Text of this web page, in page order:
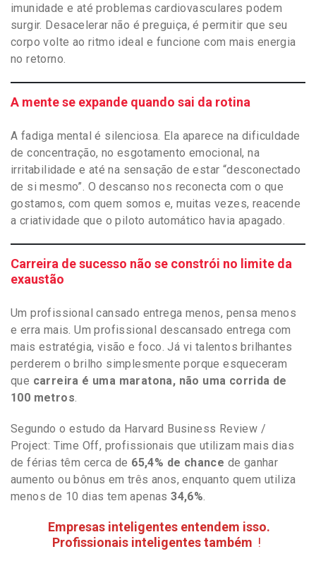
imunidade e até problemas cardiovasculares podem
surgir. Desacelerar não é preguiça, é permitir que seu
corpo volte ao ritmo ideal e funcione com mais energia
no retorno.
A mente se expande quando sai da rotina
A fadiga mental é silenciosa. Ela aparece na dificuldade
de concentração, no esgotamento emocional, na
irritabilidade e até na sensação de estar “desconectado
de si mesmo”. O descanso nos reconecta com o que
gostamos, com quem somos e, muitas vezes, reacende
a criatividade que o piloto automático havia apagado.
Carreira de sucesso não se constrói no limite da
exaustão
Um profissional cansado entrega menos, pensa menos
e erra mais. Um profissional descansado entrega com
mais estratégia, visão e foco. Já vi talentos brilhantes
perderem o brilho simplesmente porque esqueceram
que carreira é uma maratona, não uma corrida de
100 metros
Segundo o estudo da Harvard Business Review /
Project: Time Off, profissionais que utilizam mais dias
de férias têm cerca de 65,4% de chance de ganhar
aumento ou bônus em três anos, enquanto quem utiliza
menos de 10 dias tem apenas34,6%
Empresas inteligentes entendem isso.
Profissionais inteligentes também !